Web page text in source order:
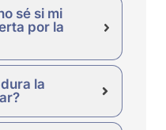
sé si mi
por la
la